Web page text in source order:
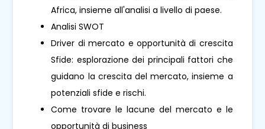
Africa, insieme all'analisi a livello di paese.
Analisi SWOT
Driver di mercato e opportunità di crescita
Sfide: esplorazione dei principali fattori che
guidano la crescita del mercato, insieme a
potenziali sfide e rischi.
Come trovare le lacune del mercato e le
opportunità di business